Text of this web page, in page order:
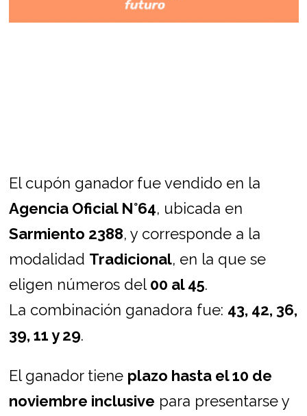
El cupón ganador fue vendido en la
Agencia Oficial N°64, ubicada en
Sarmiento 2388, y corresponde a la
modalidad Tradicional, en la que se
eligen números del 00 al 45.
La combinación ganadora fue: 43, 42, 36,
39, 11 y 29.
El ganador tiene plazo hasta el 10 de
noviembre inclusive para presentarse y